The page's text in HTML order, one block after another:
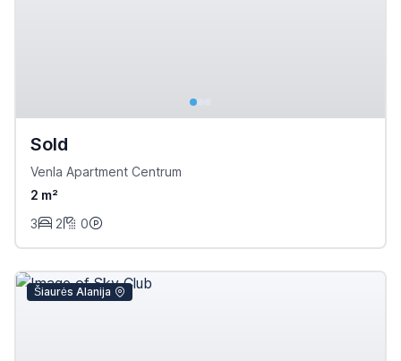
Sold
Venla Apartment Centrum
2 m²
3
2 0
Šiaurės Alanija